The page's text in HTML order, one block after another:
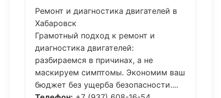
Ремонт и диагностика двигателей в
Хабаровск
Грамотный подход к ремонт и
диагностика двигателей:
разбираемся в причинах, а не
маскируем симптомы. Экономим ваш
бюджет без ущерба безопасности....